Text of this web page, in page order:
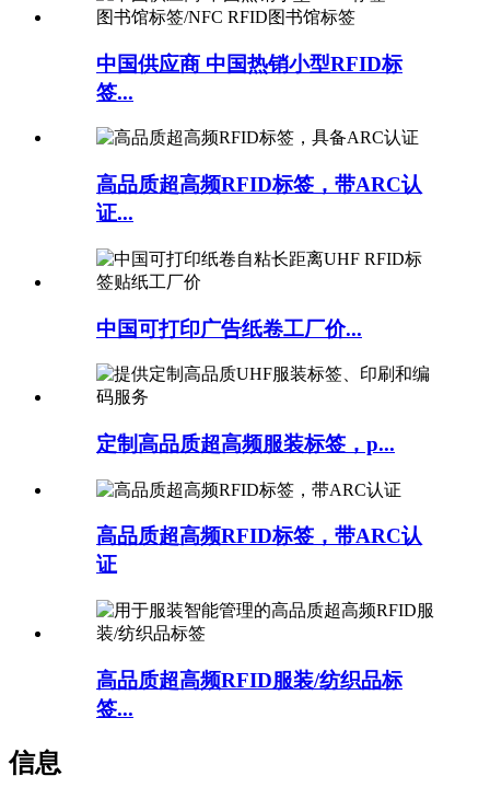
中国供应商 中国热销小型RFID标
签...
高品质超高频RFID标签，带ARC认
证...
中国可打印广告纸卷工厂价...
定制高品质超高频服装标签，p...
高品质超高频RFID标签，带ARC认
证
高品质超高频RFID服装/纺织品标
签...
信息